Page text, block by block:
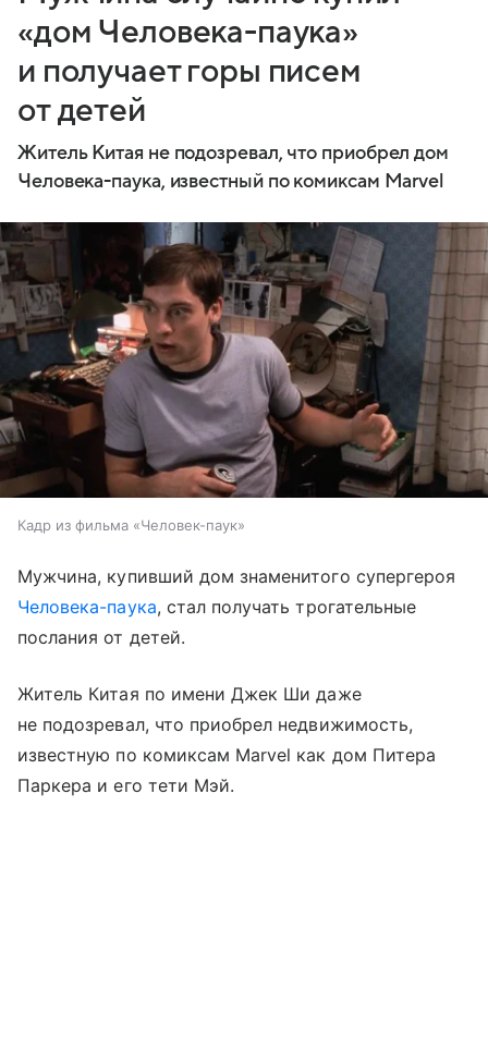
«дом Человека-паука»
и получает горы писем
от детей
Житель Китая не подозревал, что приобрел дом
Человека-паука, известный по комиксам Marvel
Кадр из фильма «Человек-паук»
Мужчина, купивший дом знаменитого супергероя
Человека-паука, стал получать трогательные
послания от детей.
Житель Китая по имени Джек Ши даже
не подозревал, что приобрел недвижимость,
известную по комиксам Marvel как дом Питера
Паркера и его тети Мэй.